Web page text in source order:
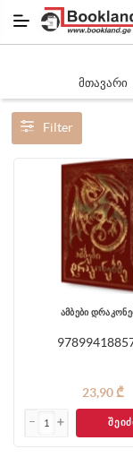
მთავარი
Filter
ამბები
23,90 ₾